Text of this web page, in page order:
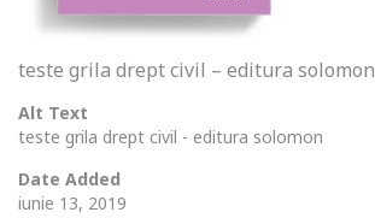
teste grila drept civil – editura solomon
Alt Text
teste grila drept civil - editura solomon
Date Added
iunie 13, 2019